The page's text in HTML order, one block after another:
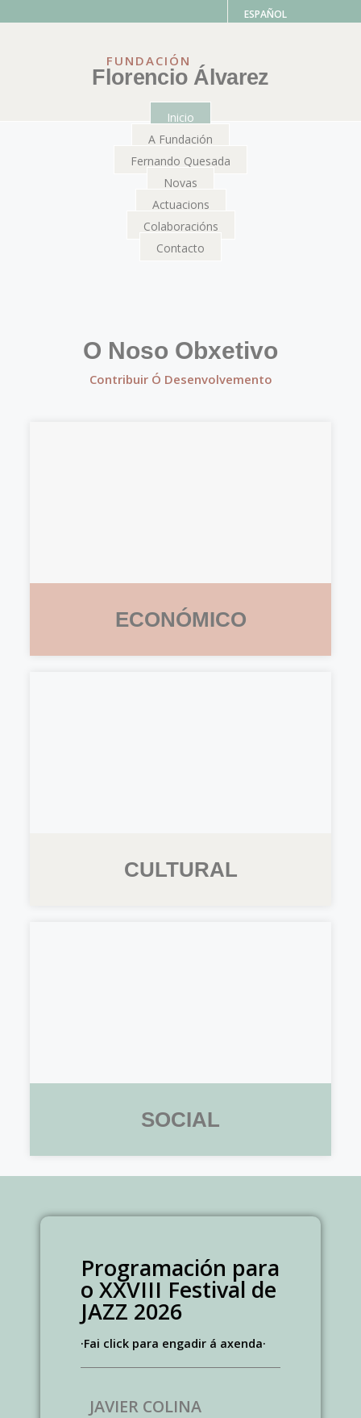
ESPAÑOL
FUNDACIÓN
Florencio Álvarez
Inicio
A Fundación
Fernando Quesada
Novas
Actuacions
Colaboracións
Contacto
O Noso Obxetivo
Contribuir Ó Desenvolvemento
ECONÓMICO
CULTURAL
SOCIAL
Programación para
o XXVIII Festival de
JAZZ 2026
·Fai click para engadir á axenda·
JAVIER COLINA